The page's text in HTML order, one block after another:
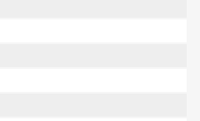
dochodzenia lub